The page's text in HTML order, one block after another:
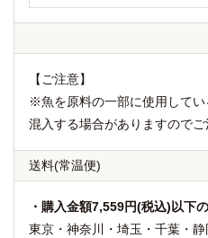
【ご注意】
※魚を原料の一部に使用して
混入する場合がありますのでご
送料(常温便)
・購入金額7,559円(税込)以下
東京・神奈川・埼玉・千葉・